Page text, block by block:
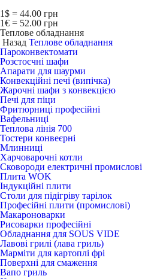
1$ = 44.00 грн
1€ = 52.00 грн
Теплове обладнання
Назад Теплове обладнання
Пароконвектомати
Розстоєчні шафи
Апарати для шаурми
Конвекційні печі (випічка)
Жарочні шафи з конвекцією
Печі для піци
Фритюрниці професійні
Вафельниці
Теплова лінія 700
Тостери конвеєрні
Млинниці
Харчоварочні котли
Сковороди електричні промислові
Плита WOK
Індукційні плити
Столи для підігріву тарілок
Професійні плити (промислові)
Макароноварки
Рисоварки професійні
Обладнання для SOUS VIDE
Лавові грилі (лава гриль)
Марміти для картоплі фрі
Поверхні для смаження
Вапо гриль